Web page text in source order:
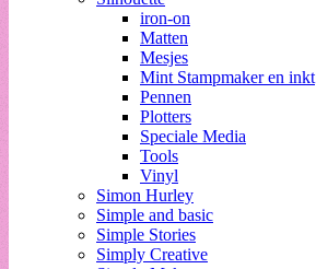
iron-on
Matten
Mesjes
Mint Stampmaker en inkt
Pennen
Plotters
Speciale Media
Tools
Vinyl
Simon Hurley
Simple and basic
Simple Stories
Simply Creative